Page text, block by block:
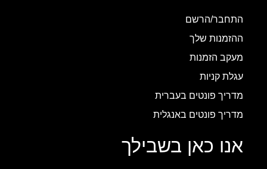
התחבר/הרשם
ההזמנות שלך
מעקב הזמנות
עגלת קניות
מדריך פונטים בעברית
מדריך פונטים באנגלית
אנו כאן בשבילך